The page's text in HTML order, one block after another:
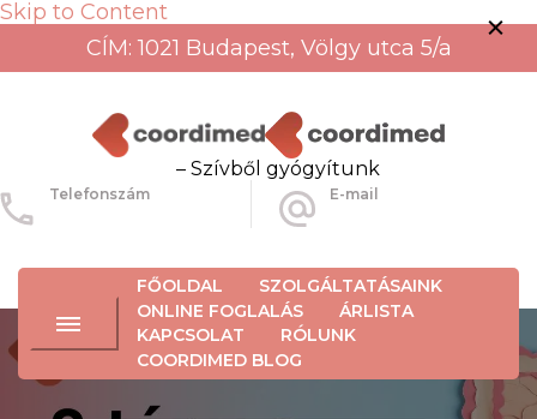
Skip to Content
CÍM: 1021 Budapest, Völgy utca 5/a
– Szívből gyógyítunk
Telefonszám E-mail
FŐOLDAL
SZOLGÁLTATÁSAINK
ONLINE FOGLALÁS
ÁRLISTA
KAPCSOLAT
RÓLUNK
COORDIMED BLOG